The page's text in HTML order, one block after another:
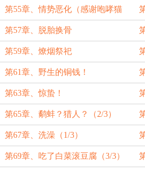
第55章、情势恶化（感谢咆哮猫
猫）
第57章、脱胎换骨
第59章、燎烟祭祀
第61章、野生的铜钱！
第63章、惊蛰！
第65章、鹬蚌？猎人？（2/3）
第67章、洗澡（1/3）
第69章、吃了白菜滚豆腐（3/3）